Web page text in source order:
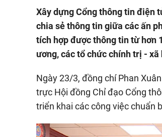
Xây dựng Cổng thông tin điện
chia sẻ thông tin giữa các ấn
tích hợp được thông tin từ hơn
ương, các tổ chức chính trị -
Ngày 23/3, đồng chí Phan
trực Hội đồng Chỉ đạo Cổng
triển khai các công việc chuẩn